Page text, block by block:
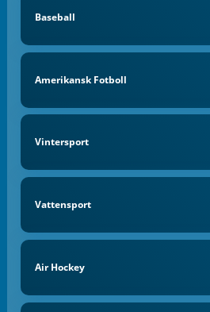
Baseball
Amerikansk Fotboll
Vintersport
Vattensport
Air Hockey